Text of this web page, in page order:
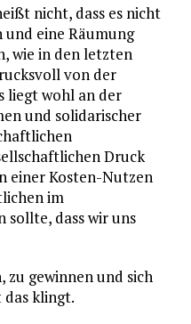
nicht, dass es nicht
und eine Räumung
wie in den letzten
von der
liegt wohl an der
und solidarischer
Druck
einer Kosten-Nutzen
im
sollte, dass wir uns
zu gewinnen und sich
das klingt.